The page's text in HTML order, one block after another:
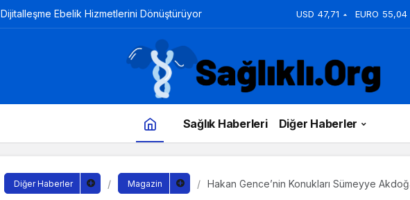
Dijitalleşme Ebelik Hizmetlerini Dönüştürüyor USD 47,71 EURO 55,04
Sağlık Haberleri Diğer Haberler
Diğer Haberler Magazin Hakan Gence’nin Konukları Sümeyye